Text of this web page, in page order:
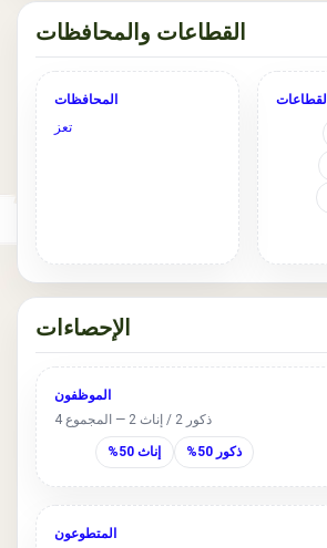
القطاعات والمحافظات
القطاعات
المحافظات
تعز
الإحصاءات
الموظفون
ذكور 2 / إناث 2 — المجموع 4
ذكور 50% إناث 50%
المتطوعون